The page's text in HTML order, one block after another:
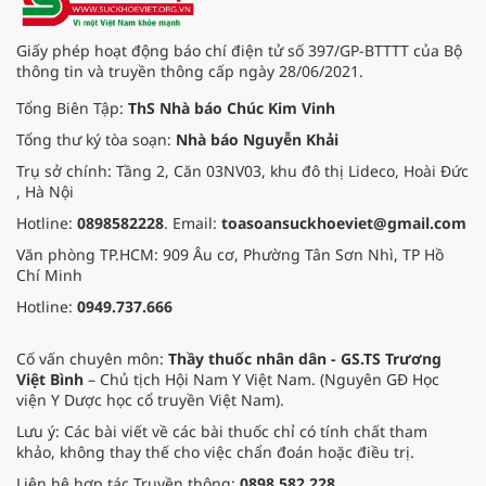
Giấy phép hoạt động báo chí điện tử số 397/GP-BTTTT của Bộ
thông tin và truyền thông cấp ngày 28/06/2021.
Tổng Biên Tập: ThS Nhà báo Chúc Kim Vinh
Tổng thư ký tòa soạn: Nhà báo Nguyễn Khải
Trụ sở chính: Tầng 2, Căn 03NV03, khu đô thị Lideco, Hoài Đức
, Hà Nội
Hotline: 0898582228. Email: toasoansuckhoeviet@gmail.com
Văn phòng TP.HCM: 909 Âu cơ, Phường Tân Sơn Nhì, TP Hồ
Chí Minh
Hotline: 0949.737.666
Cố vấn chuyên môn: Thầy thuốc nhân dân - GS.TS Trương
Việt Bình – Chủ tịch Hội Nam Y Việt Nam. (Nguyên GĐ Học
viện Y Dược học cổ truyền Việt Nam).
Lưu ý: Các bài viết về các bài thuốc chỉ có tính chất tham
khảo, không thay thế cho việc chẩn đoán hoặc điều trị.